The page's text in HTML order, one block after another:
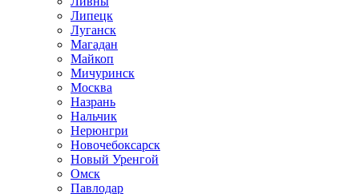
Липецк
Луганск
Магадан
Майкоп
Мичуринск
Москва
Назрань
Нальчик
Нерюнгри
Новочебоксарск
Новый Уренгой
Омск
Павлодар